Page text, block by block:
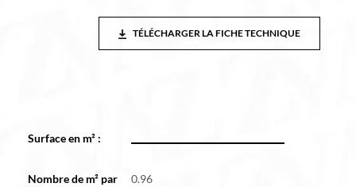
TÉLÉCHARGER LA FICHE TECHNIQUE
Surface en m² :
Nombre de m² par